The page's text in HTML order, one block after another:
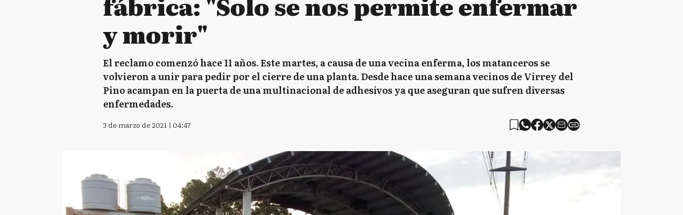
y morir"
El reclamo comenzó hace 11 años. Este martes, a causa de una vecina enferma, los matanceros se
volvieron a unir para pedir por el cierre de una planta. Desde hace una semana vecinos de Virrey del
Pino acampan en la puerta de una multinacional de adhesivos ya que aseguran que sufren diversas
enfermedades.
3 de marzo de 2021 | 04:47